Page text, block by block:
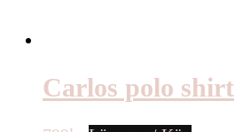
Carlos polo shirt